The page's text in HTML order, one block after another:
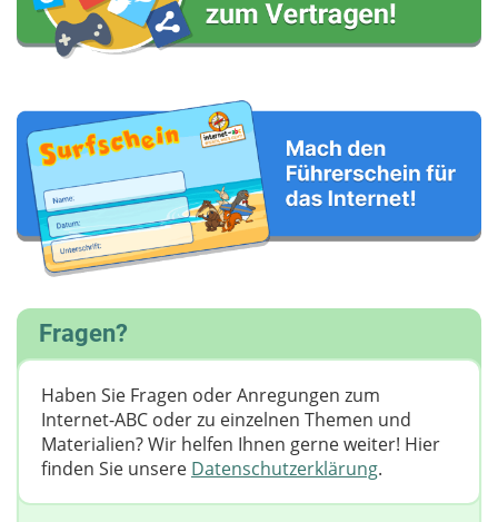
Fragen?
Haben Sie Fragen oder Anregungen zum
Internet-ABC oder zu einzelnen Themen und
Materialien? Wir helfen Ihnen gerne weiter! ​Hier
finden Sie unsere Datenschutzerklärung.